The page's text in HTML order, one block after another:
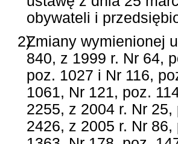
obywateli i
2)Zmiany wymienionej
840, z 1999 r. Nr 64,
poz. 1027 i Nr 116,
1061, Nr 121, poz.
2255, z 2004 r. Nr
2426, z 2005 r. Nr